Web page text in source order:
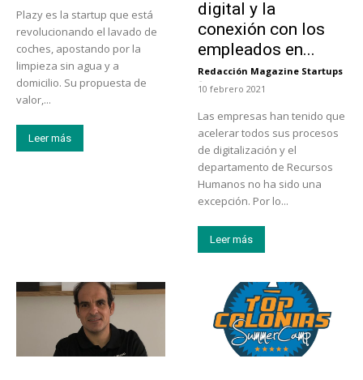
Plazy es la startup que está
revolucionando el lavado de
coches, apostando por la
limpieza sin agua y a
domicilio. Su propuesta de
valor,...
Leer más
digital y la
conexión con los
empleados en...
Redacción Magazine Startups
-
10 febrero 2021
Las empresas han tenido que
acelerar todos sus procesos
de digitalización y el
departamento de Recursos
Humanos no ha sido una
excepción. Por lo...
Leer más